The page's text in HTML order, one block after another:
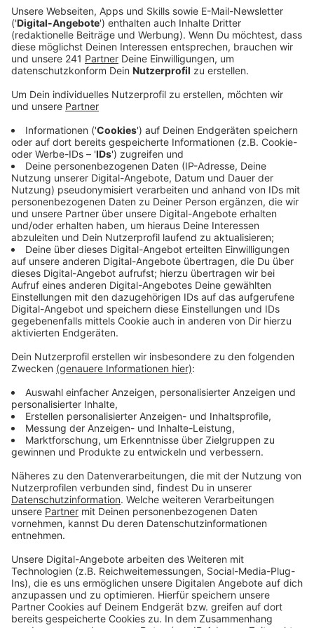
Anzeige
Sie klingeln an den Haustüren und erzählen dann von
drohe ein Wasserschaden. Aber in Wahrheit versuchen
um dort klauen zu können. Das versuchten sie zum
Beispiel in Bonn, aber auch in Rheinbach. Dort stahlen
sie in zwei Fällen Bargeld und EC-Karten. Die Bonner
Polizei warnt davor, Fremde in die Wohnungen zu
lassen. Möglicherweise gehen die Fälle auf das Konto
von zwei Männern. Auffällig ist, dass bei den drei
Taten immer wieder ein auffällig kleiner Täter
beschrieben wurde. In fast allen Fällen wurden zwei
Tatverdächtige beschrieben:
männlich
40-50 Jahre
korpulent/kräftig
gepflegte Erscheinung
kurze dunkle/mittelbraune Haare
Zu der zweiten Person liegen derzeit keine
Beschreibungsmerkmale vor.
Anzeige
In Siegburg hatte sich ein Mann gestern als
Handwerker der Stadtwerke ausgegeben und Geld und
Schmuck einer 83-Jährigen geklaut. Er wird als dicklich
beschrieben und soll eine blaue Latzhose getragen
haben.
Anzeige